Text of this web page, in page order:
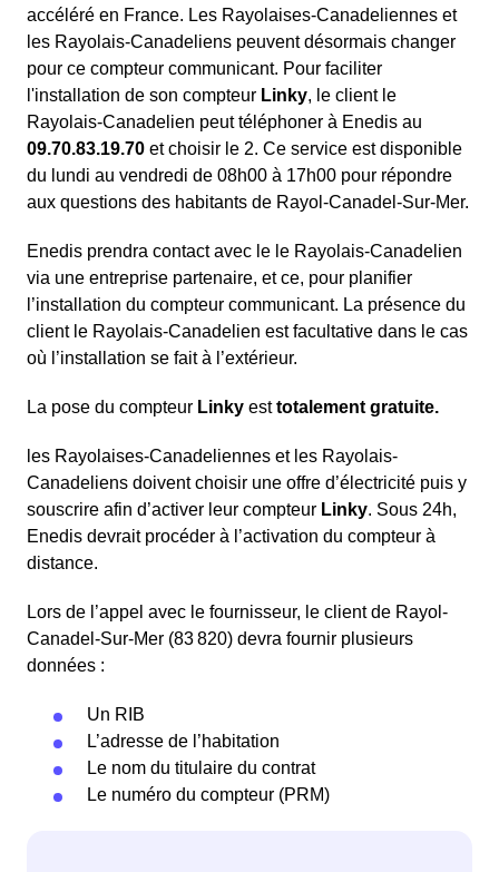
accéléré en France. Les Rayolaises-Canadeliennes et
les Rayolais-Canadeliens peuvent désormais changer
pour ce compteur communicant. Pour faciliter
l'installation de son compteur Linky, le client le
Rayolais-Canadelien peut téléphoner à Enedis au
09.70.83.19.70 et choisir le 2. Ce service est disponible
du lundi au vendredi de 08h00 à 17h00 pour répondre
aux questions des habitants de Rayol-Canadel-Sur-Mer.
Enedis prendra contact avec le le Rayolais-Canadelien
via une entreprise partenaire, et ce, pour planifier
l’installation du compteur communicant. La présence du
client le Rayolais-Canadelien est facultative dans le cas
où l’installation se fait à l’extérieur.
La pose du compteur Linky esttotalement gratuite.
les Rayolaises-Canadeliennes et les Rayolais-
Canadeliens doivent choisir une offre d’électricité puis y
souscrire afin d’activer leur compteur Linky. Sous 24h,
Enedis devrait procéder à l’activation du compteur à
distance.
Lors de l’appel avec le fournisseur, le client de Rayol-
Canadel-Sur-Mer (83 820) devra fournir plusieurs
données :
Un RIB
L’adresse de l’habitation
Le nom du titulaire du contrat
Le numéro du compteur (PRM)